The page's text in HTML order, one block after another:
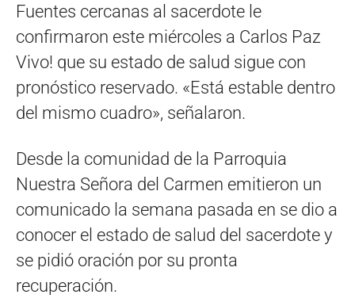
Fuentes cercanas al sacerdote le
confirmaron este miércoles a Carlos Paz
Vivo! que su estado de salud sigue con
pronóstico reservado. «Está estable dentro
del mismo cuadro», señalaron.
Desde la comunidad de la Parroquia
Nuestra Señora del Carmen emitieron un
comunicado la semana pasada en se dio a
conocer el estado de salud del sacerdote y
se pidió oración por su pronta
recuperación.